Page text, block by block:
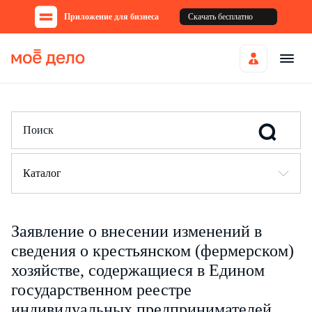
Приложение для бизнеса Скачать бесплатно
Каталог
Заявление о внесении изменений в
сведения о крестьянском (фермерском)
хозяйстве, содержащиеся в Едином
государственном реестре